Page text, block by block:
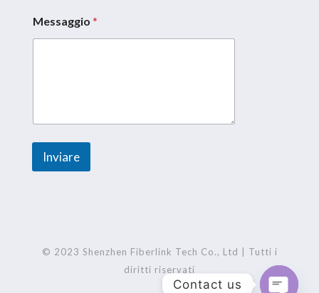
N
o
s
Messaggio *
Inviare
© 2023 Shenzhen Fiberlink Tech Co., Ltd | Tutti i
diritti riservati
Contact us